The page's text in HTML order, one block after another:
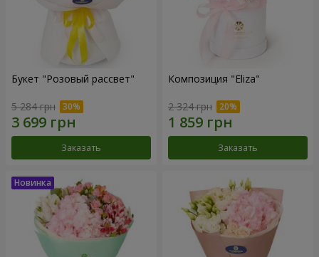
Букет "Розовый рассвет"
5 284 грн
Заказать
Композиция "Eliza"
2 324 грн
Заказать